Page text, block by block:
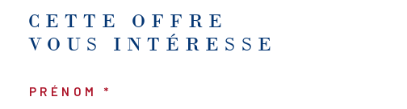
CETTE OFFRE
VOUS INTÉRESSE
PRÉNOM *